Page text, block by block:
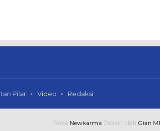
Pilar Video Redaksi
Tema Newkarma Desain oleh Gian